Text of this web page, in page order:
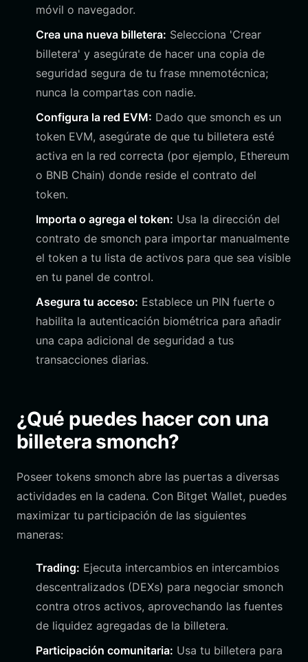
móvil o navegador.
Crea una nueva billetera: Selecciona 'Crear
billetera' y asegúrate de hacer una copia de
seguridad segura de tu frase mnemotécnica;
nunca la compartas con nadie.
Configura la red EVM: Dado que smonch es un
token EVM, asegúrate de que tu billetera esté
activa en la red correcta (por ejemplo, Ethereum
o BNB Chain) donde reside el contrato del
token.
Importa o agrega el token: Usa la dirección del
contrato de smonch para importar manualmente
el token a tu lista de activos para que sea visible
en tu panel de control.
Asegura tu acceso: Establece un PIN fuerte o
habilita la autenticación biométrica para añadir
una capa adicional de seguridad a tus
transacciones diarias.
¿Qué puedes hacer con una
billetera smonch?
Poseer tokens smonch abre las puertas a diversas
actividades en la cadena. Con Bitget Wallet, puedes
maximizar tu participación de las siguientes
maneras:
Trading: Ejecuta intercambios en intercambios
descentralizados (DEXs) para negociar smonch
contra otros activos, aprovechando las fuentes
de liquidez agregadas de la billetera.
Participación comunitaria: Usa tu billetera para